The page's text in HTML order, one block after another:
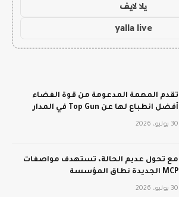
يلا لايف
yalla live
تقدم المهمة المدعومة من قوة الفضاء
أفضل انطباع لها عن Top Gun في المدار
30 يوليو، 2026
مع تحول عديم الحالة، تستهدف مواصفات
MCP الجديدة نطاق المؤسسة
30 يوليو، 2026